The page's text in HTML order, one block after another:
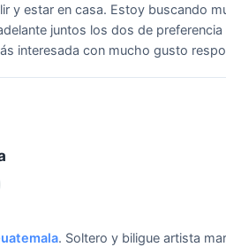
y estar en casa. Estoy buscando
juntos los dos de
interesada con mucho gusto
. Soltero y biligue artista